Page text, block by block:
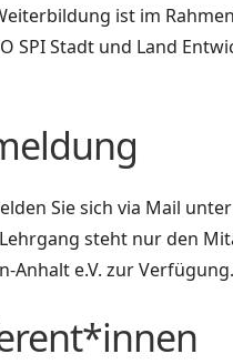
ist im
SPI Stadt und Land
Sie sich via Mail unter
steht nur den
Anhalt e.V. zur Verfügung.